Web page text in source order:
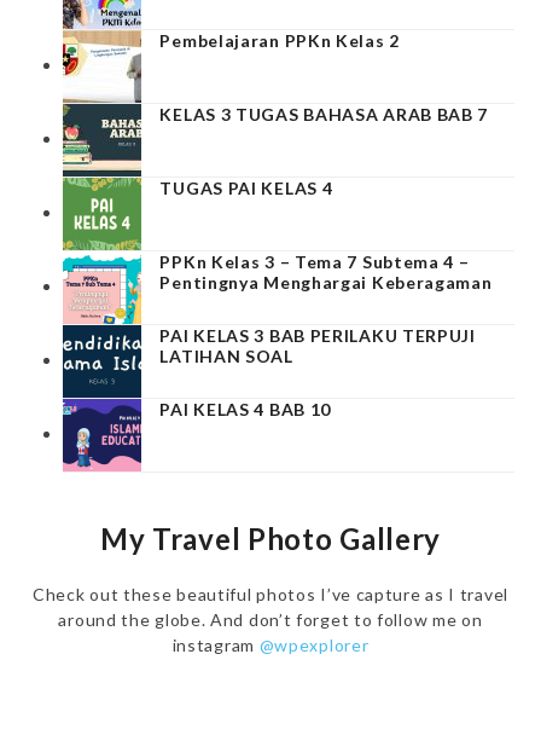
Pembelajaran PPKn Kelas 2
KELAS 3 TUGAS BAHASA ARAB BAB 7
TUGAS PAI KELAS 4
PPKn Kelas 3 – Tema 7 Subtema 4 –
Pentingnya Menghargai Keberagaman
PAI KELAS 3 BAB PERILAKU TERPUJI
LATIHAN SOAL
PAI KELAS 4 BAB 10
My Travel Photo Gallery
Check out these beautiful photos I’ve capture as I travel
around the globe. And don’t forget to follow me on
instagram @wpexplorer